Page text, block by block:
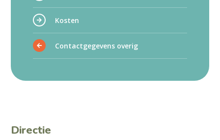
Kosten
Contactgegevens overig
Directie